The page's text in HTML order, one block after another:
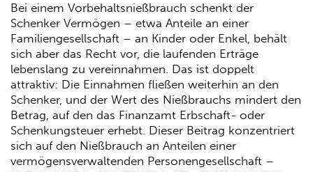
Bei einem Vorbehaltsnießbrauch schenkt der
Schenker Vermögen – etwa Anteile an einer
Familiengesellschaft – an Kinder oder Enkel, behält
sich aber das Recht vor, die laufenden Erträge
lebenslang zu vereinnahmen. Das ist doppelt
attraktiv: Die Einnahmen fließen weiterhin an den
Schenker, und der Wert des Nießbrauchs mindert den
Betrag, auf den das Finanzamt Erbschaft- oder
Schenkungsteuer erhebt. Dieser Beitrag konzentriert
sich auf den Nießbrauch an Anteilen einer
vermögensverwaltenden Personengesellschaft –